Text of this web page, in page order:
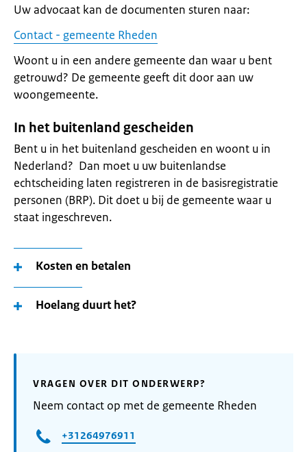
Uw advocaat kan de documenten sturen naar:
Contact - gemeente Rheden
Woont u in een andere gemeente dan waar u bent
getrouwd? De gemeente geeft dit door aan uw
woongemeente.
In het buitenland gescheiden
Bent u in het buitenland gescheiden en woont u in
Nederland? Dan moet u uw buitenlandse
echtscheiding laten registreren in de basisregistratie
personen (BRP). Dit doet u bij de gemeente waar u
staat ingeschreven.
Kosten en betalen
Hoelang duurt het?
VRAGEN OVER DIT ONDERWERP?
Neem contact op met de gemeente Rheden
+31264976911